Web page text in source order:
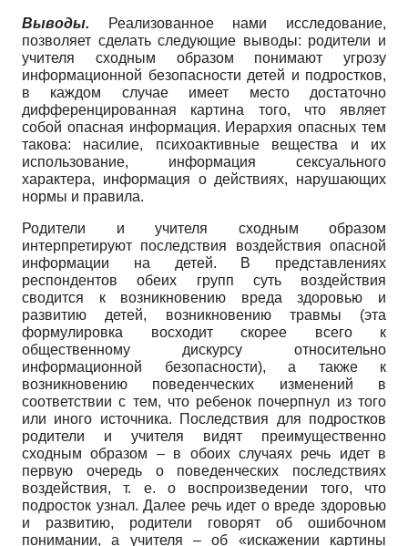
Выводы. Реализованное нами исследование,
позволяет сделать следующие выводы: родители и
учителя сходным образом понимают угрозу
информационной безопасности детей и подростков,
в каждом случае имеет место достаточно
дифференцированная картина того, что являет
собой опасная информация. Иерархия опасных тем
такова: насилие, психоактивные вещества и их
использование, информация сексуального
характера, информация о действиях, нарушающих
нормы и правила.
Родители и учителя сходным образом
интерпретируют последствия воздействия опасной
информации на детей. В представлениях
респондентов обеих групп суть воздействия
сводится к возникновению вреда здоровью и
развитию детей, возникновению травмы (эта
формулировка восходит скорее всего к
общественному дискурсу относительно
информационной безопасности), а также к
возникновению поведенческих изменений в
соответствии с тем, что ребенок почерпнул из того
или иного источника. Последствия для подростков
родители и учителя видят преимущественно
сходным образом – в обоих случаях речь идет в
первую очередь о поведенческих последствиях
воздействия, т. е. о воспроизведении того, что
подросток узнал. Далее речь идет о вреде здоровью
и развитию, родители говорят об ошибочном
понимании, а учителя – об «искажении картины